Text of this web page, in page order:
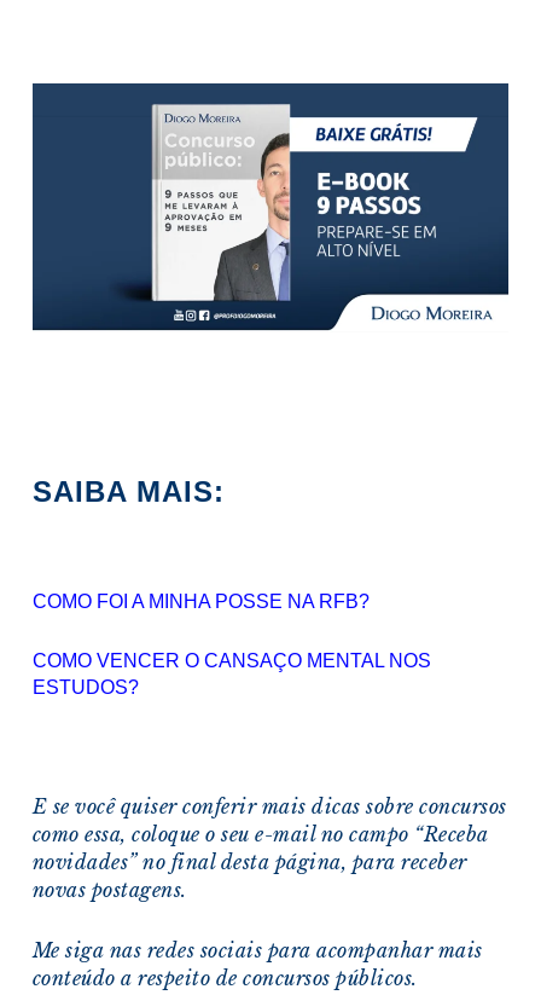
SAIBA MAIS:
COMO FOI A MINHA POSSE NA RFB?
COMO VENCER O CANSAÇO MENTAL NOS
ESTUDOS?
E se você quiser conferir mais dicas sobre concursos
como essa, coloque o seu e-mail no campo “Receba
novidades” no final desta página, para receber
novas postagens.
Me siga nas redes sociais para acompanhar mais
conteúdo a respeito de concursos públicos.